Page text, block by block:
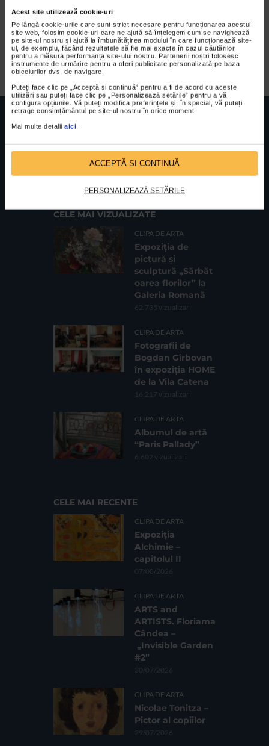
Acest site utilizează cookie-uri
Pe lângă cookie-urile care sunt strict necesare pentru funcționarea acestui
site web, folosim cookie-uri care ne ajută să înțelegem cum se navighează
pe site-ul nostru și ajută la îmbunătățirea modului în care funcționează site-
ul, de exemplu, făcând rezultatele să fie mai exacte în cazul căutărilor,
pentru a măsura performanța site-ului nostru. Partenerii noștri folosesc
instrumente de urmărire pentru a oferi publicitate personalizată pe baza
obiceiurilor dvs. de navigare.
Puteți face clic pe „Acceptă si continuă” pentru a fi de acord cu aceste
utilizări sau puteți face clic pe „Personalizează setările” pentru a vă
configura opțiunile. Vă puteți modifica preferințele și, în special, vă puteți
retrage consimțământul pe site-ul nostru în orice moment.
Mai multe detalii aici
ACCEPTĂ SI CONTINUĂ
PERSONALIZEAZĂ SETĂRILE
Emanoil Mazilu
FUNDATIA FILDAS ARTNr inreg registrul special: 4 PJ/ 29.01.2013
Cod fiscal: 9164384Sediu social: Str. Delfinului, Nr. 6, parter Bl. 42,
Sc. 4, Ap. 197, Sector 2
CELE MAI VIZUALIZATE
CLIPA DE ARTA
Expoziția de
pictură și
sculptură „Sărbăt
oarea florilor” la
Galeria Romană
62.735 vizualizari
CLIPA DE ARTA
Fotografii de
Bogdan Gîrbovan
în expoziția HOME
de la Vila Catena
16.217 vizualizari
CLIPA DE ARTA
Albumul de artă
“Paris Pallady”
6.602 vizualizari
CELE MAI RECENTE
CLIPA DE ARTA
Expoziția
Alchimie –
capitolul II
07/08/2026
CLIPA DE ARTA
ARTS and
ARTISTS. Floriama
Cândea –
„Invisible Garden
#2”
30/07/2026
CLIPA DE ARTA
Nicolae Tonitza –
Pictor al copiilor
29/07/2026